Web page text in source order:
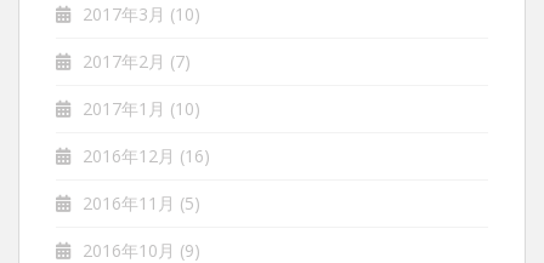
2017年3月 (10)
2017年2月 (7)
2017年1月 (10)
2016年12月 (16)
2016年11月 (5)
2016年10月 (9)